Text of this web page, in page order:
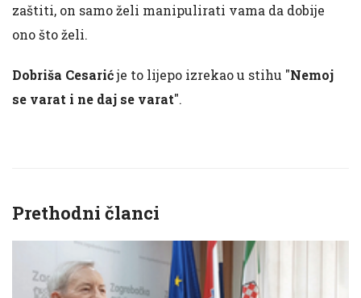
zaštiti, on samo želi manipulirati vama da dobije
ono što želi.
Dobriša Cesarićje to lijepo izrekao u stihu "Nemoj
se varat i ne daj se varat".
Prethodni članci